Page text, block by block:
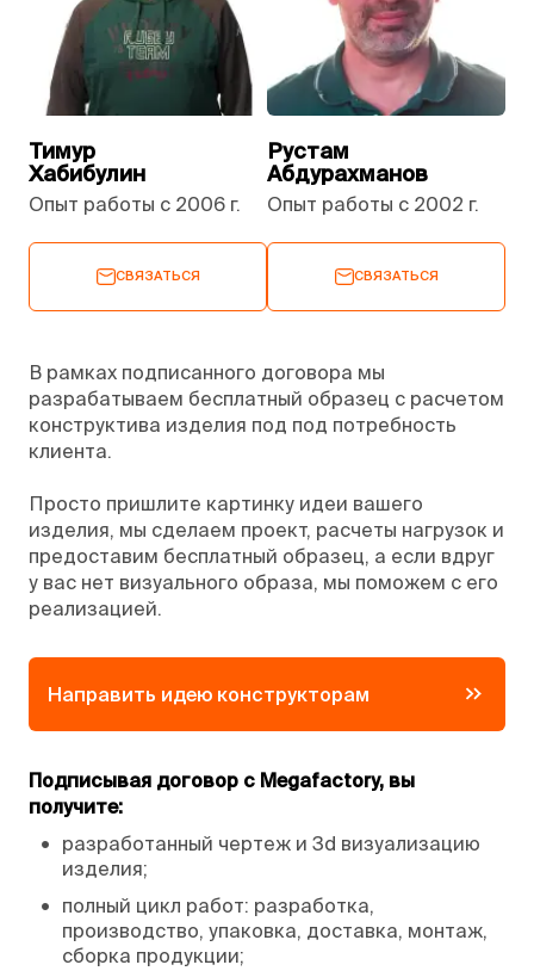
Тимур
Хабибулин
Опыт работы с 2006 г.
СВЯЗАТЬСЯ
Рустам
Абдурахманов
Опыт работы с 2002 г.
СВЯЗАТЬСЯ
В рамках подписанного договора мы
разрабатываем бесплатный образец с расчетом
конструктива изделия под под потребность
клиента.
Просто пришлите картинку идеи вашего
изделия, мы сделаем проект, расчеты нагрузок и
предоставим бесплатный образец, а если вдруг
у вас нет визуального образа, мы поможем с его
реализацией.
Направить идею конструкторам
Подписывая договор с Megafactory, вы
получите:
•
разработанный чертеж и 3d визуализацию
изделия;
•
полный цикл работ: разработка,
производство, упаковка, доставка, монтаж,
сборка продукции;